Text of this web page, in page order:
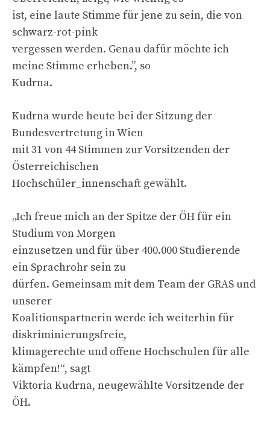
ist, eine laute Stimme für jene zu sein, die von
schwarz-rot-pink
vergessen werden. Genau dafür möchte ich
meine Stimme erheben.”, so
Kudrna.
Kudrna wurde heute bei der Sitzung der
Bundesvertretung in Wien
mit 31 von 44 Stimmen zur Vorsitzenden der
Österreichischen
Hochschüler_innenschaft gewählt.
„Ich freue mich an der Spitze der ÖH für ein
Studium von Morgen
einzusetzen und für über 400.000 Studierende
ein Sprachrohr sein zu
dürfen. Gemeinsam mit dem Team der GRAS und
unserer
Koalitionspartnerin werde ich weiterhin für
diskriminierungsfreie,
klimagerechte und offene Hochschulen für alle
kämpfen!“, sagt
Viktoria Kudrna, neugewählte Vorsitzende der
ÖH.